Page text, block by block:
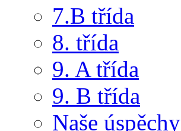
7.B třída
8. třída
9. A třída
9. B třída
Naše úspěchy